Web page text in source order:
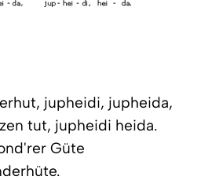
jupheidi, jupheida,
tut, jupheidi heida.
Güte